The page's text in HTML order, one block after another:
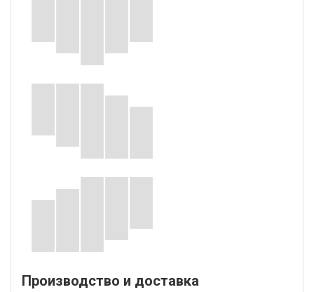
Производство и доставка